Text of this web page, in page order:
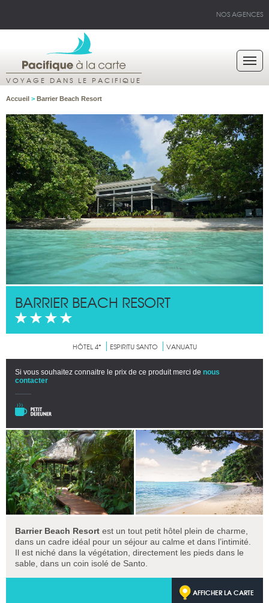
NOS AGENCES
VOYAGE DANS LE PACIFIQUE
Accueil > Barrier Beach Resort
BARRIER BEACH RESORT
HÔTEL 4* ESPIRITU SANTO VANUATU
Si vous souhaitez connaitre le prix de ce produit merci de nous
contacter
Barrier Beach Resort est un tout petit hôtel plein de charme,
dans un cadre idéal pour un séjour au calme et dans l’intimité.
Il est niché dans la végétation, directement les pieds dans le
sable, dans un coin isolé de Santo.
AFFICHER LA CARTE